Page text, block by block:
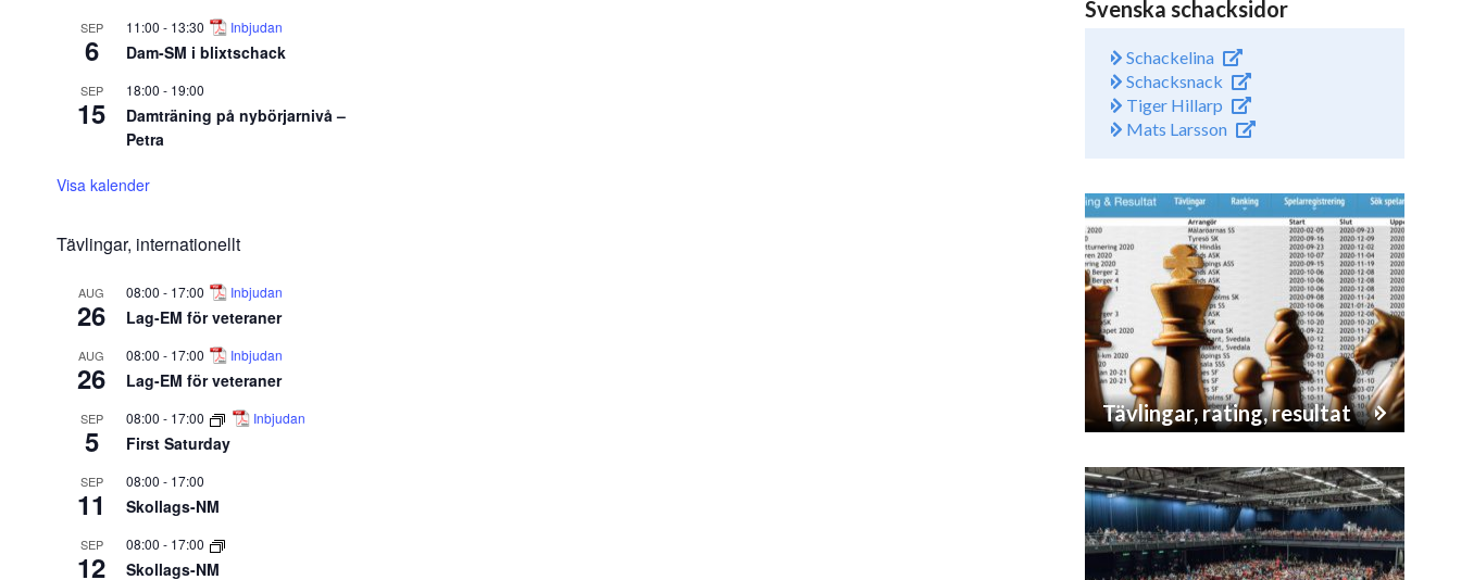
SEP
6
11:00 - 13:30 Inbjudan
Dam-SM i blixtschack
SEP
15
18:00 - 19:00
Damträning på nybörjarnivå –
Petra
Visa kalender
Tävlingar, internationellt
AUG
26
08:00 - 17:00 Inbjudan
Lag-EM för veteraner
AUG
26
08:00 - 17:00 Inbjudan
Lag-EM för veteraner
SEP
5
08:00 - 17:00 Inbjudan
First Saturday
SEP
11
08:00 - 17:00
Skollags-NM
SEP
12
08:00 - 17:00
Skollags-NM
Svenska schacksidor
Schackelina
Schacksnack
Tiger Hillarp
Mats Larsson
Tävlingar, rating, resultat